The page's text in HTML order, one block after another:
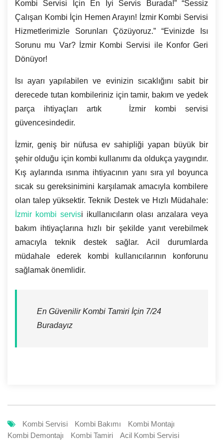
Kombi Servisi İçin En İyi Servis Burada!” “Sessiz
Çalışan Kombi İçin Hemen Arayın! İzmir Kombi Servisi
Hizmetlerimizle Sorunları Çözüyoruz.” “Evinizde Isı
Sorunu mu Var?
İzmir Kombi Servisi ile Konfor Geri
Dönüyor!
Isı ayarı yapılabilen ve evinizin sıcaklığını sabit bir
derecede tutan kombileriniz için tamir, bakım ve yedek
parça ihtiyaçları artık İzmir kombi servisi
güvencesindedir.
İzmir, geniş bir nüfusa ev sahipliği yapan büyük bir
şehir olduğu için kombi kullanımı da oldukça yaygındır.
Kış aylarında ısınma ihtiyacının yanı sıra yıl boyunca
sıcak su gereksinimini karşılamak amacıyla kombilere
olan talep yüksektir. Teknik Destek ve Hızlı Müdahale:
İzmir kombi servisi ikullanıcıların olası arızalara veya
bakım ihtiyaçlarına hızlı bir şekilde yanıt verebilmek
amacıyla teknik destek sağlar. Acil durumlarda
müdahale ederek kombi kullanıcılarının konforunu
sağlamak önemlidir.
En Güvenilir Kombi Tamiri İçin 7/24
Buradayız
Kombi Servisi Kombi Bakımı
Kombi Montajı
Kombi Demontajı
Kombi Tamiri
Acil Kombi Servisi